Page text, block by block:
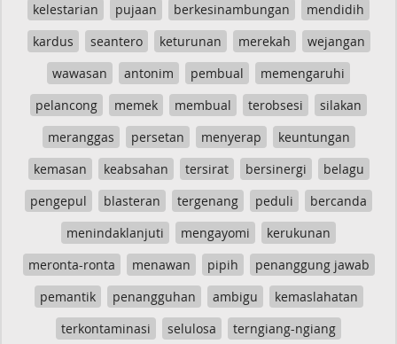
kelestarian
pujaan berkesinambungan
mendidih
kardus
seantero keturunan merekah
wejangan
wawasan
antonim pembual
memengaruhi
pelancong
memek membual terobsesi
silakan
meranggas
persetan menyerap
keuntungan
kemasan
keabsahan tersirat bersinergi
belagu
pengepul
blasteran tergenang peduli
bercanda
menindaklanjuti
mengayomi
kerukunan
meronta-ronta
menawan pipih
penanggung jawab
pemantik
penangguhan ambigu
kemaslahatan
terkontaminasi
selulosa
terngiang-ngiang